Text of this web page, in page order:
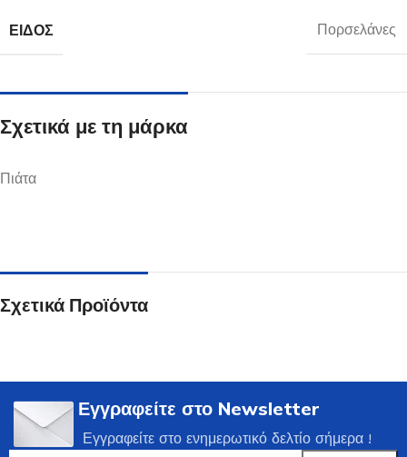
ΕΊΔΟΣ Πορσελάνες
Σχετικά με τη μάρκα
Πιάτα
Σχετικά Προϊόντα
Εγγραφείτε στο Newsletter
Εγγραφείτε στο ενημερωτικό δελτίο σήμερα !